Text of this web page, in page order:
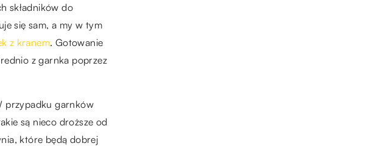
składników do
się sam, a my w tym
z kranem. Gotowanie
z garnka poprzez
przypadku garnków
są nieco droższe od
które będą dobrej